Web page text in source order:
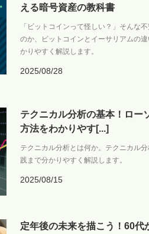
える暗号資産の教科書
「ビットコインって怪しい？」そんな
のか、ビットコインとイーサリアムの
かりやすく解説します。
2025/08/28
テクニカル分析の基本！ロー
方法をわかりやす[...]
テクニカル分析とは何か。テクニカル
践まで分かりやすく解説します。
2025/08/15
定年後の未来を描こう！60